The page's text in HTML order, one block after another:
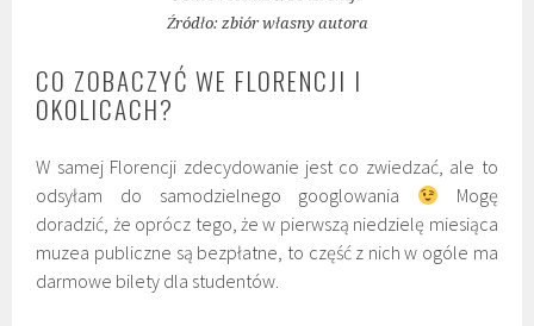
Źródło: zbiór własny autora
CO ZOBACZYĆ WE FLORENCJI I
OKOLICACH?
W samej Florencji zdecydowanie jest co zwiedzać, ale to
odsyłam do samodzielnego googlowania
Mogę
doradzić, że oprócz tego, że w pierwszą niedzielę miesiąca
muzea publiczne są bezpłatne, to część z nich w ogóle ma
darmowe bilety dla studentów.